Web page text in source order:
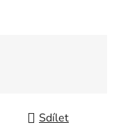
Sdílet